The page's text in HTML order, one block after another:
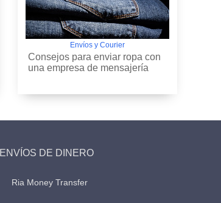
Envíos y Courier
Consejos para enviar ropa con
una empresa de mensajería
ENVÍOS DE DINERO
Ria Money Transfer